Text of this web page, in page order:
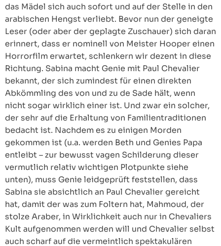
das Mädel sich auch sofort und auf der Stelle in den
arabischen Hengst verliebt. Bevor nun der geneigte
Leser (oder aber der geplagte Zuschauer) sich daran
erinnert, dass er nominell von Meister Hooper einen
Horrorfilm erwartet, schlenkern wir dezent in diese
Richtung. Sabina macht Genie mit Paul Chevalier
bekannt, der sich zumindest für einen direkten
Abkömmling des von und zu de Sade hält, wenn
nicht sogar wirklich einer ist. Und zwar ein solcher,
der sehr auf die Erhaltung von Familientraditionen
bedacht ist. Nachdem es zu einigen Morden
gekommen ist (u.a. werden Beth und Genies Papa
entleibt – zur bewusst vagen Schilderung dieser
vermutlich relativ wichtigen Plotpunkte siehe
unten), muss Genie leidgeprüft feststellen, dass
Sabina sie absichtlich an Paul Chevalier gereicht
hat, damit der was zum Foltern hat, Mahmoud, der
stolze Araber, in Wirklichkeit auch nur in Chevaliers
Kult aufgenommen werden will und Chevalier selbst
auch scharf auf die vermeintlich spektakulären